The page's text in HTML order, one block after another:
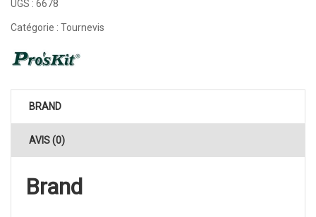
UGS : 6678
Catégorie : Tournevis
BRAND
AVIS (0)
Brand